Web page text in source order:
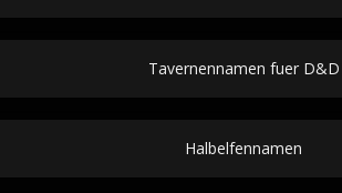
Tavernennamen fuer D&D
Halbelfennamen